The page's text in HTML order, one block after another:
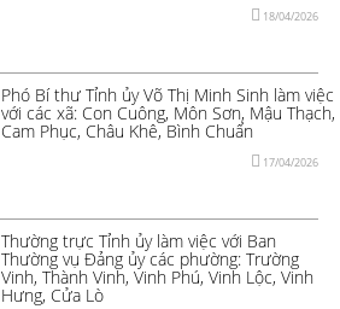
18/04/2026
Phó Bí thư Tỉnh ủy Võ Thị Minh Sinh làm việc
với các xã: Con Cuông, Môn Sơn, Mậu Thạch,
Cam Phục, Châu Khê, Bình Chuẩn
17/04/2026
Thường trực Tỉnh ủy làm việc với Ban
Thường vụ Đảng ủy các phường: Trường
Vinh, Thành Vinh, Vinh Phú, Vinh Lộc, Vinh
Hưng, Cửa Lò